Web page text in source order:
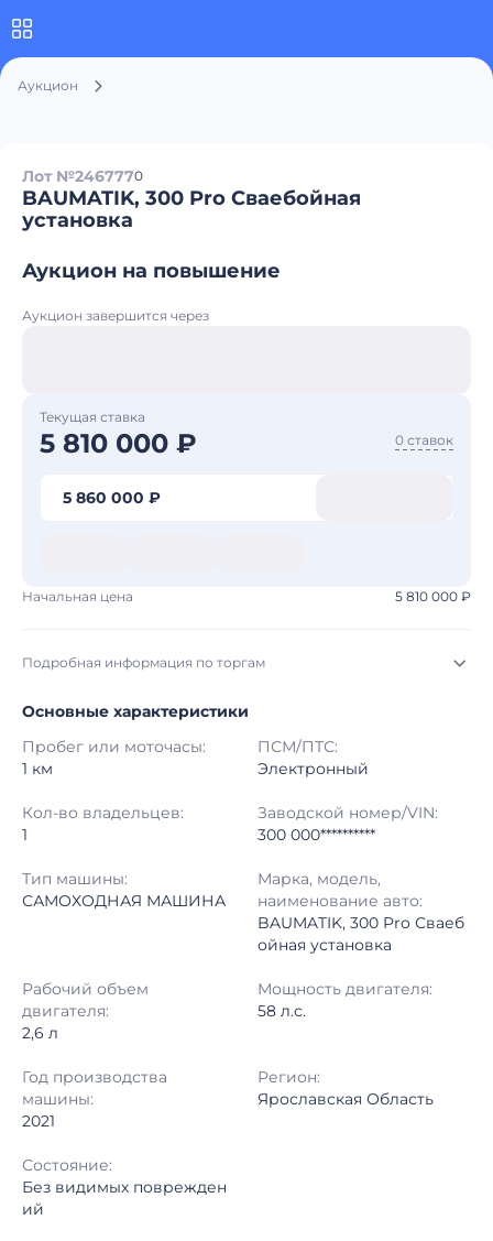
Аукцион
Лот №2467770
BAUMATIK, 300 Pro Сваебойная
установка
Аукцион на повышение
Аукцион завершится через
Текущая ставка
5 810 000 ₽ 0 ставок
5 860 000 ₽
Начальная цена 5 810 000 ₽
Подробная информация по торгам
Начало торгов: 03.08.2026, 09:10 МСК
Конец торгов: 10.08.2026, 09:10 МСК
Тип аукциона: Открытые торги
Шаг торгов: 50 000 ₽
Регион: Ярославская Область
Основные характеристики
Пробег или моточасы:
1 км
ПСМ/ПТС:
Электронный
Кол-во владельцев:
1
Заводской номер/VIN:
300 000**********
Тип машины:
САМОХОДНАЯ МАШИНА
Марка, модель,
наименование авто:
BAUMATIK, 300 Pro Сваеб
ойная установка
Рабочий объем
двигателя:
2,6 л
Мощность двигателя:
58 л.с.
Год производства
машины:
2021
Регион:
Ярославская Область
Состояние:
Без видимых поврежден
ий